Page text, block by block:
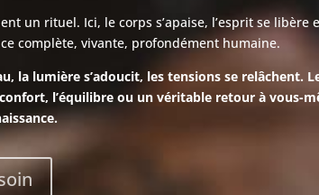
un rituel. Ici, le corps s’apaise, l’esprit se libère
complète, vivante, profondément humaine.
la lumière s’adoucit, les tensions se relâchent.
l’équilibre ou un véritable retour à vous-